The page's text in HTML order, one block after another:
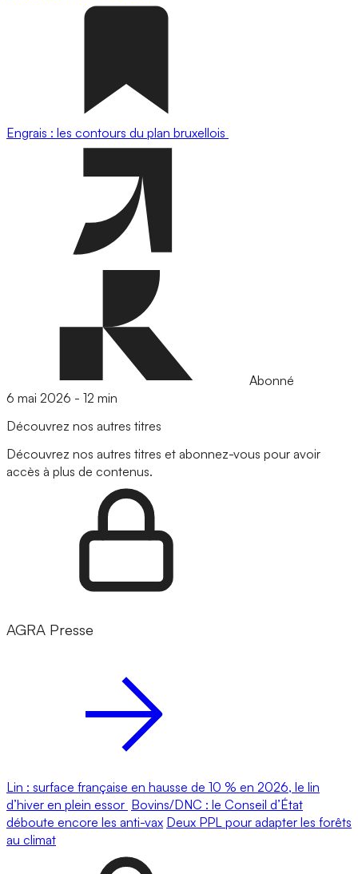
Engrais : les contours du plan bruxellois
Abonné
6 mai 2026 - 12 min
Découvrez nos autres titres
Découvrez nos autres titres et abonnez-vous pour avoir
accès à plus de contenus.
AGRA Presse
Lin : surface française en hausse de 10 % en 2026, le lin
d’hiver en plein essor Bovins/DNC : le Conseil d’État
déboute encore les anti-vax Deux PPL pour adapter les forêts
au climat